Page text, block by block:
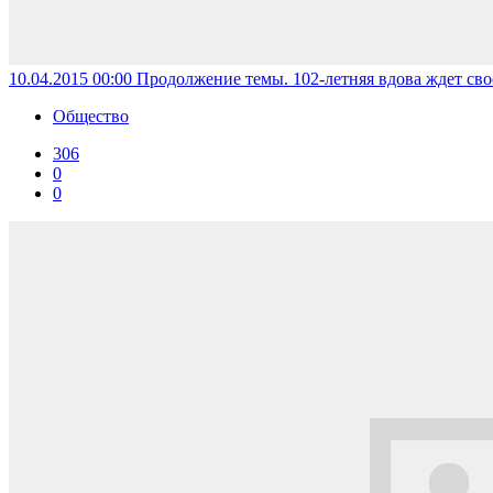
10.04.2015 00:00 Продолжение темы. 102-летняя вдова ждет
Общество
306
0
0